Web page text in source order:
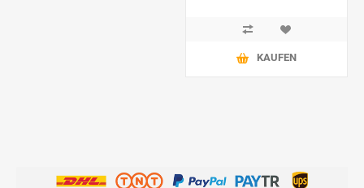
KAUFEN